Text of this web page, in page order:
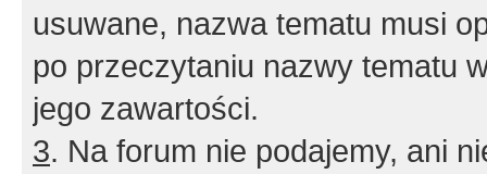
usuwane, nazwa tematu musi
po przeczytaniu nazwy tematu
jego zawartości.
3. Na forum nie podajemy, ani